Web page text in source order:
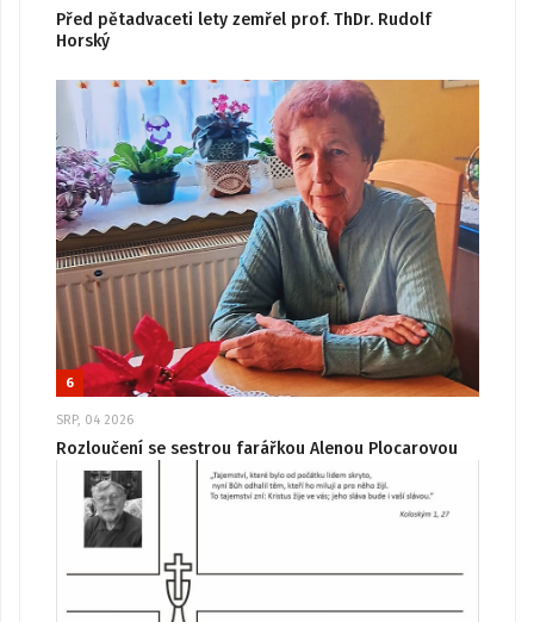
Před pětadvaceti lety zemřel prof. ThDr. Rudolf
Horský
6
SRP, 04 2026
Rozloučení se sestrou farářkou Alenou Plocarovou